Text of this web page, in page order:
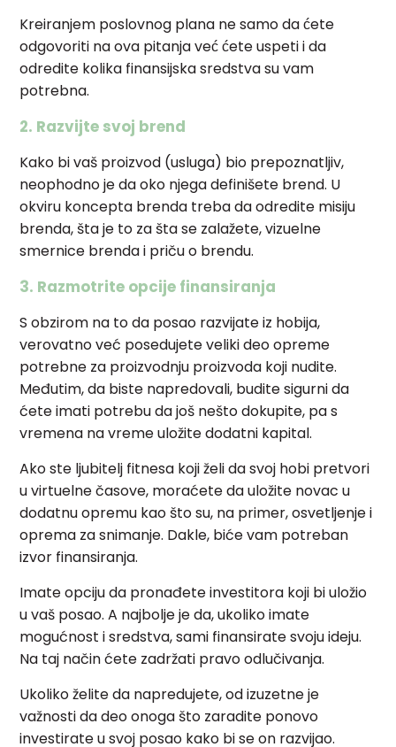
Kreiranjem poslovnog plana ne samo da ćete
odgovoriti na ova pitanja već ćete uspeti i da
odredite kolika finansijska sredstva su vam
potrebna.
2. Razvijte svoj brend
Kako bi vaš proizvod (usluga) bio prepoznatljiv,
neophodno je da oko njega definišete brend. U
okviru koncepta brenda treba da odredite misiju
brenda, šta je to za šta se zalažete, vizuelne
smernice brenda i priču o brendu.
3. Razmotrite opcije finansiranja
S obzirom na to da posao razvijate iz hobija,
verovatno već posedujete veliki deo opreme
potrebne za proizvodnju proizvoda koji nudite.
Međutim, da biste napredovali, budite sigurni da
ćete imati potrebu da još nešto dokupite, pa s
vremena na vreme uložite dodatni kapital.
Ako ste ljubitelj fitnesa koji želi da svoj hobi pretvori
u virtuelne časove, moraćete da uložite novac u
dodatnu opremu kao što su, na primer, osvetljenje i
oprema za snimanje. Dakle, biće vam potreban
izvor finansiranja.
Imate opciju da pronađete investitora koji bi uložio
u vaš posao. A najbolje je da, ukoliko imate
mogućnost i sredstva, sami finansirate svoju ideju.
Na taj način ćete zadržati pravo odlučivanja.
Ukoliko želite da napredujete, od izuzetne je
važnosti da deo onoga što zaradite ponovo
investirate u svoj posao kako bi se on razvijao.